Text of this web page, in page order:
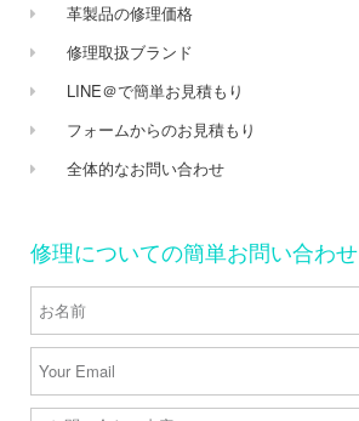
革製品の修理価格
修理取扱ブランド
LINE＠で簡単お見積もり
フォームからのお見積もり
全体的なお問い合わせ
修理についての簡単お問い合わせ